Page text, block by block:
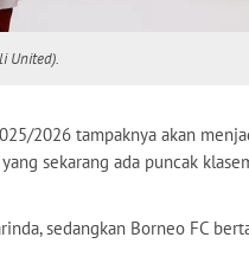
United).
2026 tampaknya akan
sekarang ada puncak
sedangkan Borneo FC